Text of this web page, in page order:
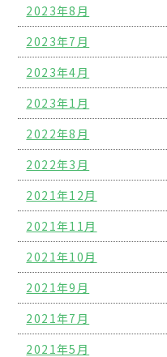
2023年8月
2023年7月
2023年4月
2023年1月
2022年8月
2022年3月
2021年12月
2021年11月
2021年10月
2021年9月
2021年7月
2021年5月